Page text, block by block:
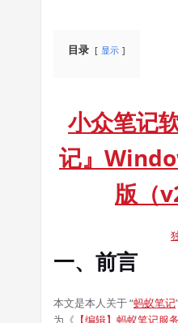
目录 显示
小众笔记
记』
版（
一、前言
本文是本人关于 “蚂蚁笔记
为《 【编辑】蚂蚁笔记服